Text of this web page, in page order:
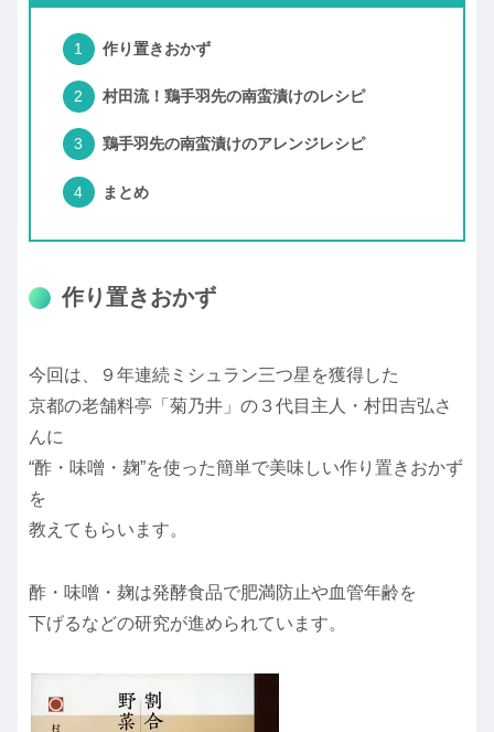
作り置きおかず
村田流！鶏手羽先の南蛮漬けのレシピ
鶏手羽先の南蛮漬けのアレンジレシピ
まとめ
作り置きおかず
今回は、９年連続ミシュラン三つ星を獲得した
京都の老舗料亭「菊乃井」の３代目主人・村田吉弘さ
んに
“酢・味噌・麹”を使った簡単で美味しい作り置きおかず
を
教えてもらいます。
酢・味噌・麹は発酵食品で肥満防止や血管年齢を
下げるなどの研究が進められています。